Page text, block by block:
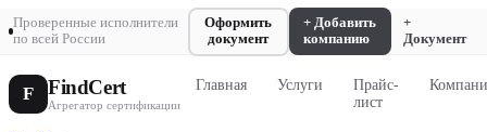
Проверенные исполнители
по всей России
Оформить
документ
+ Добавить
компанию
+
Документ
F FindCert
Агрегатор сертификации
Главная Услуги
Прайс-
лист